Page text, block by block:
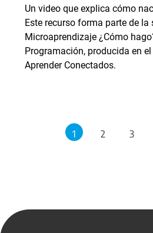
Un video que explica cómo
Este recurso forma parte de la
Microaprendizaje ¿Cómo
Programación, producida en
Aprender Conectados.
1 2 3